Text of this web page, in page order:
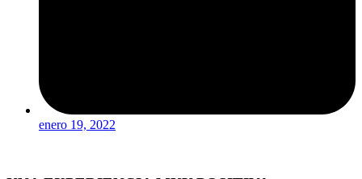
enero 19, 2022